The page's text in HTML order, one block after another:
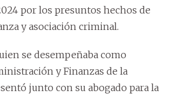
por los presuntos hechos de
y asociación criminal.
se desempeñaba como
y Finanzas de la
junto con su abogado para la